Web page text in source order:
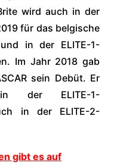
wird auch in der
für das belgische
in der ELITE-1-
Im Jahr 2018 gab
sein Debüt. Er
der ELITE-1-
in der ELITE-2-
gibt es auf